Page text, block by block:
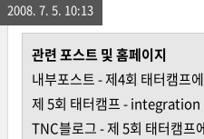
2008. 7. 5. 10:13
관련 포스트 및 홈페이지
내부포스트 -제4회 태터캠프
제 5회 태터캠프 - integration
TNC블로그-제 5회 태터캠프